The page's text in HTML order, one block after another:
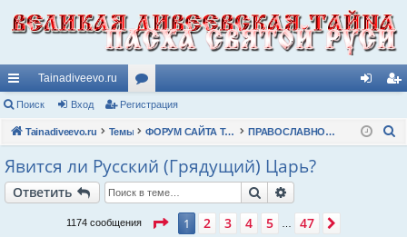
с
ы
лк
и
Tainadiveevo.ru
ор
ум д ис
Поиск Вход Регистрация
Tainadiveevo.ru Темы ФОРУМ САЙТА TAINADIVEEVO.RU ПРАВОСЛАВНОЕ ЦАРСТВО и ЦЕРКОВЬ
Явится ли Русский (Грядущий) Царь?
Ответить Поиск
1174 сообщения Страница из 47
1 2 3 4 5 47